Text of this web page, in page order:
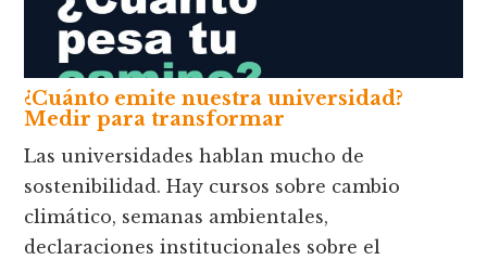
¿Cuánto emite nuestra universidad?
Medir para transformar
Las universidades hablan mucho de
sostenibilidad. Hay cursos sobre cambio
climático, semanas ambientales,
declaraciones institucionales sobre el